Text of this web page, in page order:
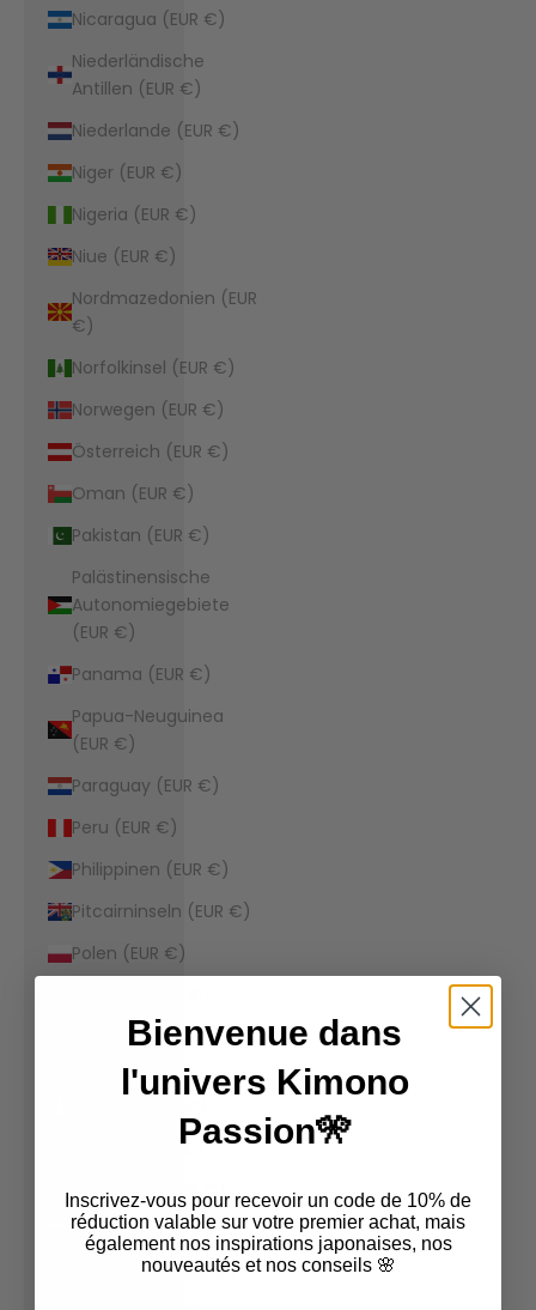
Nicaragua (EUR €)
Niederländische
Antillen (EUR €)
Niederlande (EUR €)
Niger (EUR €)
Nigeria (EUR €)
Niue (EUR €)
Nordmazedonien (EUR
€)
Norfolkinsel (EUR €)
Norwegen (EUR €)
Österreich (EUR €)
Oman (EUR €)
Pakistan (EUR €)
Palästinensische
Autonomiegebiete
(EUR €)
Panama (EUR €)
Papua-Neuguinea
(EUR €)
Paraguay (EUR €)
Peru (EUR €)
Philippinen (EUR €)
Pitcairninseln (EUR €)
Polen (EUR €)
Republik Moldau (EUR
Ruanda (EUR €)
Rumänien (EUR €)
Russland (EUR €)
Salomonen (EUR €)
Bienvenue dans
l'univers Kimono
Passion🎌
Inscrivez-vous pour recevoir un code de 10% de
réduction valable sur votre premier achat, mais
également nos inspirations japonaises, nos
nouveautés et nos conseils 🌸